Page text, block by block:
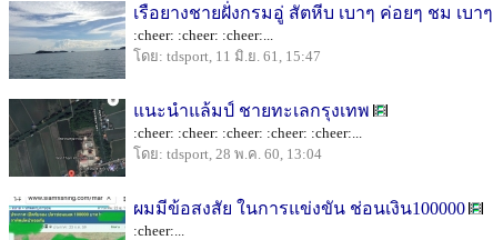
เรือยางชายฝั่งกรมอู่ สัตหีบ เบาๆ ค่อยๆ ชม เบาๆ
:cheer: :cheer: :cheer:...
โดย: tdsport, 11 มิ.ย. 61, 15:47
แนะนำแล้มป์ ชายทะเลกรุงเทพ
:cheer: :cheer: :cheer: :cheer: :cheer:...
โดย: tdsport, 28 พ.ค. 60, 13:04
ผมมีข้อสงสัย ในการแข่งขัน ช่อนเงิน100000
:cheer:...